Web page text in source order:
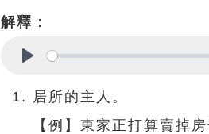
解釋：
居所的主人。
【例】東家正打算賣掉